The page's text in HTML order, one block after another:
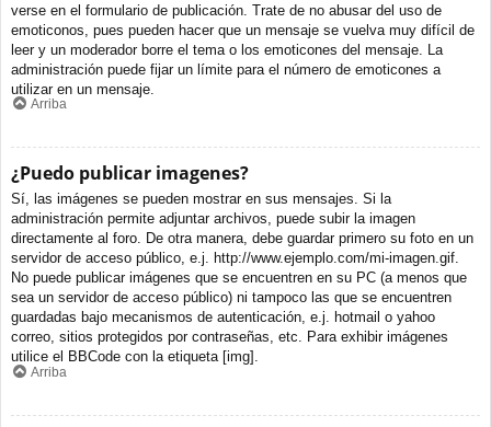
verse en el formulario de publicación. Trate de no abusar del uso de
emoticonos, pues pueden hacer que un mensaje se vuelva muy difícil de
leer y un moderador borre el tema o los emoticones del mensaje. La
administración puede fijar un límite para el número de emoticones a
utilizar en un mensaje.
Arriba
¿Puedo publicar imagenes?
Sí, las imágenes se pueden mostrar en sus mensajes. Si la
administración permite adjuntar archivos, puede subir la imagen
directamente al foro. De otra manera, debe guardar primero su foto en un
servidor de acceso público, e.j. http://www.ejemplo.com/mi-imagen.gif.
No puede publicar imágenes que se encuentren en su PC (a menos que
sea un servidor de acceso público) ni tampoco las que se encuentren
guardadas bajo mecanismos de autenticación, e.j. hotmail o yahoo
correo, sitios protegidos por contraseñas, etc. Para exhibir imágenes
utilice el BBCode con la etiqueta [img].
Arriba